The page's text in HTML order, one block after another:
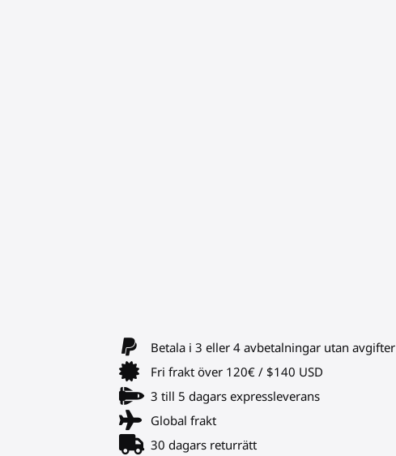
Betala i 3 eller 4 avbetalningar utan avgifter
Fri frakt över 120€ / $140 USD
3 till 5 dagars expressleverans
Global frakt
30 dagars returrätt